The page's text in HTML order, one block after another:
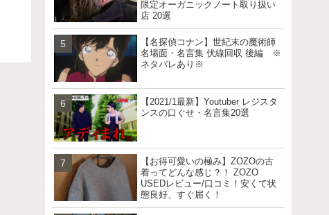
限定オーガニックノート取り扱い
店 20選
【名探偵コナン】世紀末の魔術師
名場面・名言集 伏線回収 後編 ※
ネタバレあり※
【2021/1最新】Youtuber レジスタ
ンスの口ぐせ・名言集20選
【お得可愛いの極み】ZOZOの古
着ってどんな感じ？！ ZOZO
USEDレビュー/口コミ！安くて状
態良好、すぐ届く！